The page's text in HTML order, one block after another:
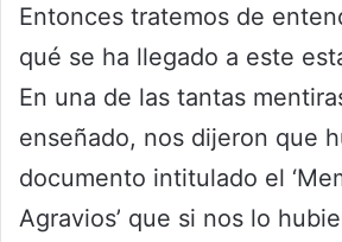
Entonces tratemos de
qué se ha llegado a este
En una de las tantas
enseñado, nos dijeron que
documento intitulado el
Agravios’ que si nos lo